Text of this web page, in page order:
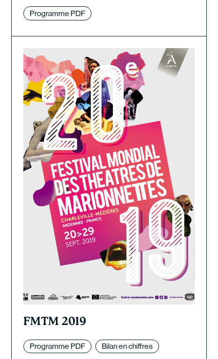
Programme PDF
FMTM 2019
Programme PDF Bilan en chiffres